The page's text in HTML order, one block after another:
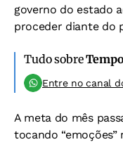
governo do estado
proceder diante do
Tudo sobre
Entre no canal
A meta do mês
tocando